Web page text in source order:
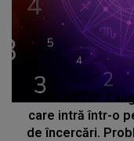
HOROSCOP 7
care intră într-o
de încercări.